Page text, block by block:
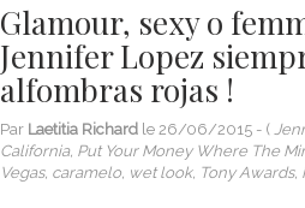
Glamour, sexy o
Jennifer Lopez
alfombras rojas !
Par Laetitia Richard le 26/06/2015 - (
California, Put Your Money Where The
Vegas, caramelo, wet look, Tony Awards,